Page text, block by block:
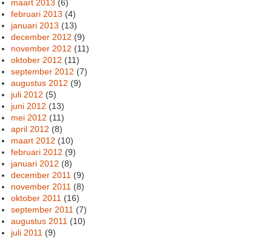
maart 2013 (6)
februari 2013 (4)
januari 2013 (13)
december 2012 (9)
november 2012 (11)
oktober 2012 (11)
september 2012 (7)
augustus 2012 (9)
juli 2012 (5)
juni 2012 (13)
mei 2012 (11)
april 2012 (8)
maart 2012 (10)
februari 2012 (9)
januari 2012 (8)
december 2011 (9)
november 2011 (8)
oktober 2011 (16)
september 2011 (7)
augustus 2011 (10)
juli 2011 (9)